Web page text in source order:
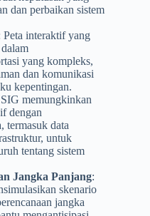
dan perbaikan sistem
Peta interaktif yang
yang kompleks,
dan komunikasi
kepentingan.
memungkinkan
dengan
termasuk data
untuk
tentang sistem
Jangka Panjang:
skenario
jangka